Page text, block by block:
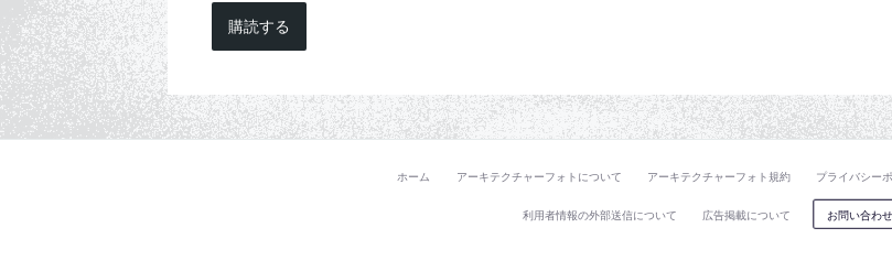
購読する
ホーム アーキテクチャーフォトについて アーキテクチャーフォト規約 プライバシー
利用者情報の外部送信について 広告掲載について お問い合わせ